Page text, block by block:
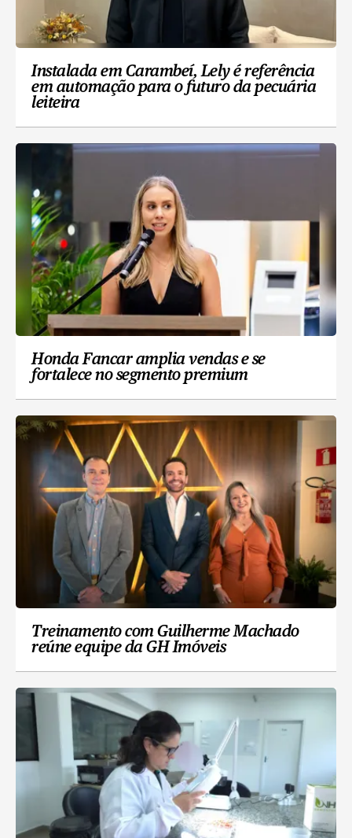
Instalada em Carambeí, Lely é referência
em automação para o futuro da pecuária
leiteira
Honda Fancar amplia vendas e se
fortalece no segmento premium
Treinamento com Guilherme Machado
reúne equipe da GH Imóveis